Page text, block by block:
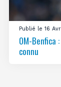
Publié le 16
OM-Benfica
connu